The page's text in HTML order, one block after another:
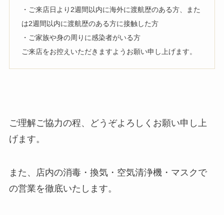
・ご来店日より2週間以内に海外に渡航歴のある方、また
は2週間以内に渡航歴のある方に接触した方
・ご家族や身の周りに感染者がいる方
ご来店をお控えいただきますようお願い申し上げます。
ご理解ご協力の程、どうぞよろしくお願い申し上
げます。
また、店内の消毒・換気・空気清浄機・マスクで
の営業を徹底いたします。